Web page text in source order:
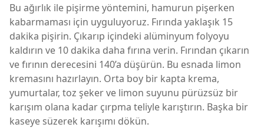
Bu ağırlık ile pişirme yöntemini, hamurun pişerken
kabarmaması için uyguluyoruz. Fırında yaklaşık 15
dakika pişirin. Çıkarıp içindeki alüminyum folyoyu
kaldırın ve 10 dakika daha fırına verin. Fırından çıkarın
ve fırının derecesini 140’a düşürün. Bu esnada limon
kremasını hazırlayın. Orta boy bir kapta krema,
yumurtalar, toz şeker ve limon suyunu pürüzsüz bir
karışım olana kadar çırpma teliyle karıştırın. Başka bir
kaseye süzerek karışımı dökün.